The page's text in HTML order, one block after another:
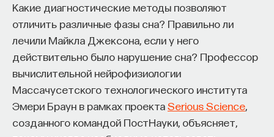
Какие диагностические методы позволяют
отличить различные фазы сна? Правильно ли
лечили Майкла Джексона, если у него
действительно было нарушение сна? Профессор
вычислительной нейрофизиологии
Массачусетского технологического института
Эмери Браун в рамках проектаSerious Science
созданного командой ПостНауки, объясняет,
Как философия помогает понять мир, в котором
мы живем, расширять собственные
представления об окружающей
действительности и познавать самого себя?
Ответы на эти и другие вопросы можно найти,
записавшисьна курс «Философский поиск:
начала».